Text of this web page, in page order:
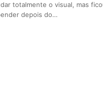
totalmente o visual, mas
depois do…